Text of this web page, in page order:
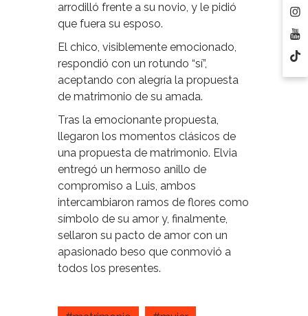
arrodilló frente a su novio, y le pidió
que fuera su esposo.
El chico, visiblemente emocionado,
respondió con un rotundo “sí”,
aceptando con alegría la propuesta
de matrimonio de su amada.
Tras la emocionante propuesta,
llegaron los momentos clásicos de
una propuesta de matrimonio. Elvia
entregó un hermoso anillo de
compromiso a Luis, ambos
intercambiaron ramos de flores como
símbolo de su amor y, finalmente,
sellaron su pacto de amor con un
apasionado beso que conmovió a
todos los presentes.